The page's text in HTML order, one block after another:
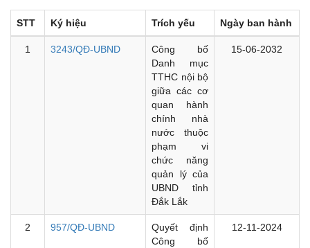
STT Ký hiệu Trích yếu Ngày ban hành
1 3243/QĐ-UBND
Công bố
Danh mục
TTHC nội bộ
giữa các cơ
quan hành
chính nhà
nước thuộc
phạm vi
chức năng
quản lý của
UBND tỉnh
Đắk Lắk
15-06-2032
2 957/QĐ-UBND
Quyết định
Công bố
12-11-2024